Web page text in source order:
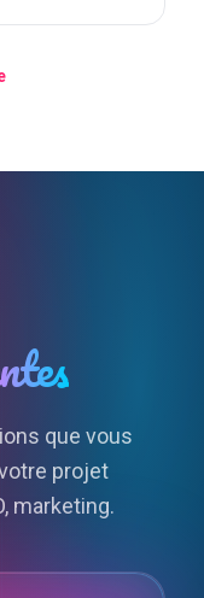
que vous
projet
marketing.